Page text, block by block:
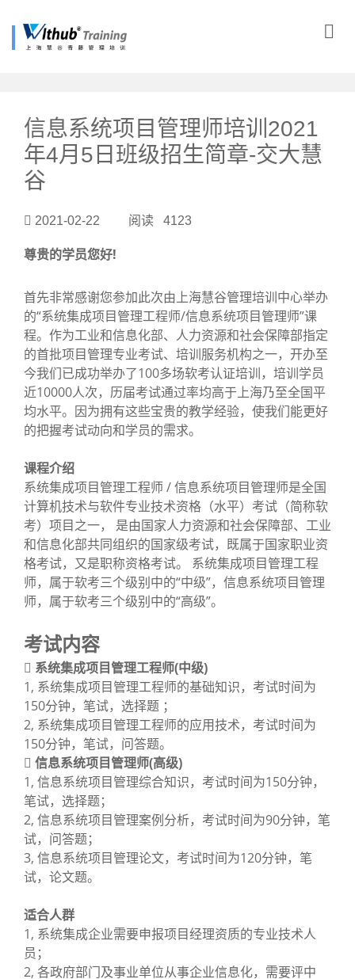
信息系统项目管理师培训2021
年4月5日班级招生简章-交大慧
谷
2021-02-22 阅读 4123
尊贵的学员您好!
首先非常感谢您参加此次由上海慧谷管理培训中心举办
的“系统集成项目管理工程师/信息系统项目管理师”课
程。作为工业和信息化部、人力资源和社会保障部指定
的首批项目管理专业考试、培训服务机构之一，开办至
今我们已成功举办了100多场软考认证培训，培训学员
近10000人次，历届考试通过率均高于上海乃至全国平
均水平。因为拥有这些宝贵的教学经验，使我们能更好
的把握考试动向和学员的需求。
课程介绍
系统集成项目管理工程师 / 信息系统项目管理师是全国
计算机技术与软件专业技术资格（水平）考试（简称软
考）项目之一， 是由国家人力资源和社会保障部、工业
和信息化部共同组织的国家级考试，既属于国家职业资
格考试，又是职称资格考试。 系统集成项目管理工程
师，属于软考三个级别中的“中级”，信息系统项目管理
师，属于软考三个级别中的“高级”。
考试内容
 系统集成项目管理工程师(中级)
1, 系统集成项目管理工程师的基础知识，考试时间为
150分钟，笔试，选择题 ；
2, 系统集成项目管理工程师的应用技术，考试时间为
150分钟，笔试，问答题。
 信息系统项目管理师(高级)
1, 信息系统项目管理综合知识，考试时间为150分钟，
笔试，选择题；
2, 信息系统项目管理案例分析，考试时间为90分钟，笔
试，问答题；
3, 信息系统项目管理论文，考试时间为120分钟，笔
试，论文题。
适合人群
1, 系统集成企业需要申报项目经理资质的专业技术人
员；
2, 各政府部门及事业单位从事企业信息化，需要评中